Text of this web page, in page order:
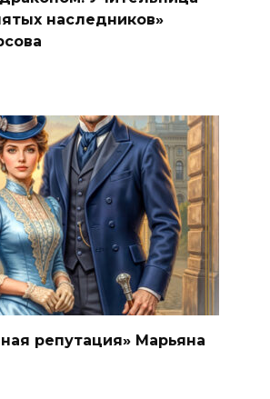
наследников»
репутация» Марьяна